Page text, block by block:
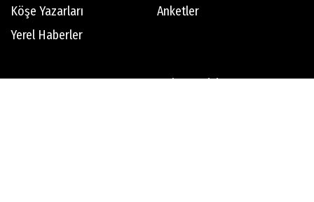
Köşe Yazarları
Anketler
Yerel Haberler
Hava Durumu
Haber Arşivi